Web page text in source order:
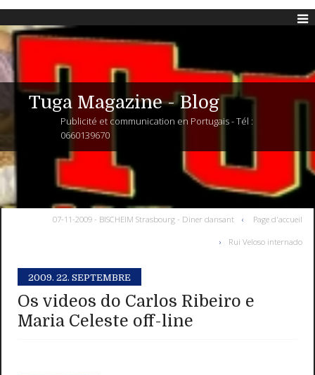
Tuga Magazine - Blog
Publicité et communication en Portugais - Tél :
0660139670
07-11-2009 - BISCHEIM Strasbourg - Diner dansant Page d'accueil
Rui Veloso internado
2009. 22. SEPTEMBRE
Os videos do Carlos Ribeiro e
Maria Celeste off-line